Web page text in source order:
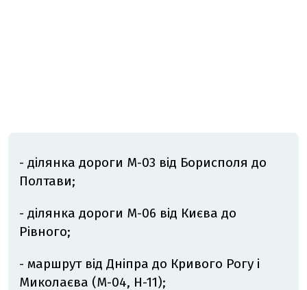
- ділянка дороги М-03 від Борисполя до
Полтави;
- ділянка дороги М-06 від Києва до
Рівного;
- маршрут від Дніпра до Кривого Рогу і
Миколаєва (М-04, Н-11);